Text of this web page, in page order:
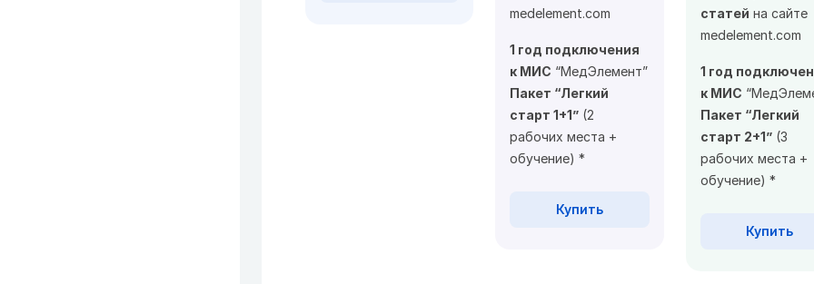
medelement.com
1 год подключения
к МИС “МедЭлемент”
Пакет “Легкий
старт 1+1” (2
рабочих места +
обучение) *
Купить
статей на сайте
medelement.com
1 год
к МИС
Пакет “Легкий
старт 2+1”(3
рабочих места +
обучение) *
Купить